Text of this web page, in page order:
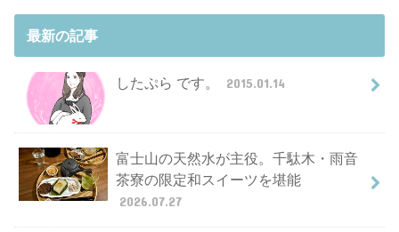
最新の記事
したぷら です。 2015.01.14
富士山の天然水が主役。千駄木・雨音
茶寮の限定和スイーツを堪能
2026.07.27